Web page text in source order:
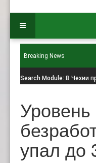
Breaking News
Search Module: В Чехии
Уровень
упал до